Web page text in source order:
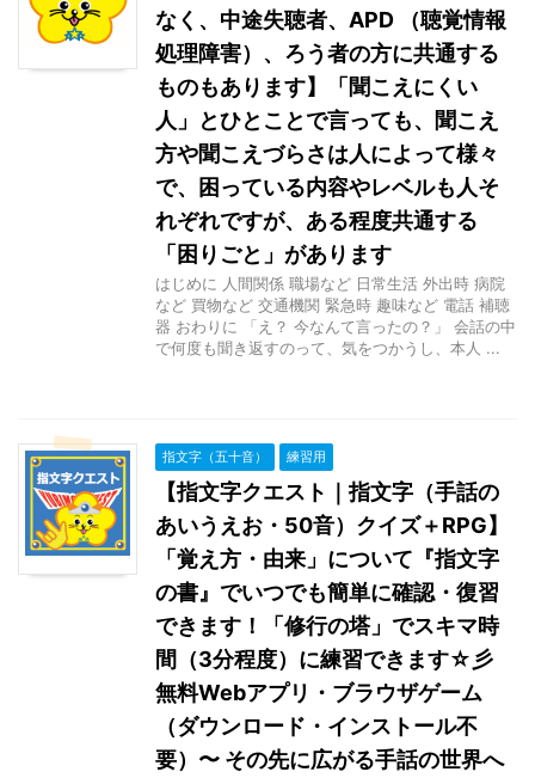
なく、中途失聴者、APD （聴覚情報
処理障害）、ろう者の方に共通する
ものもあります】「聞こえにくい
人」とひとことで言っても、聞こえ
方や聞こえづらさは人によって様々
で、困っている内容やレベルも人そ
れぞれですが、ある程度共通する
「困りごと」があります
はじめに 人間関係 職場など 日常生活 外出時 病院
など 買物など 交通機関 緊急時 趣味など 電話 補聴
器 おわりに 「え？ 今なんて言ったの？」 会話の中
で何度も聞き返すのって、気をつかうし、本人 ...
指文字（五十音） 練習用
【指文字クエスト｜指文字（手話の
あいうえお・50音）クイズ＋RPG】
「覚え方・由来」について『指文字
の書』でいつでも簡単に確認・復習
できます！「修行の塔」でスキマ時
間（3分程度）に練習できます☆彡
無料Webアプリ・ブラウザゲーム
（ダウンロード・インストール不
要）〜 その先に広がる手話の世界へ